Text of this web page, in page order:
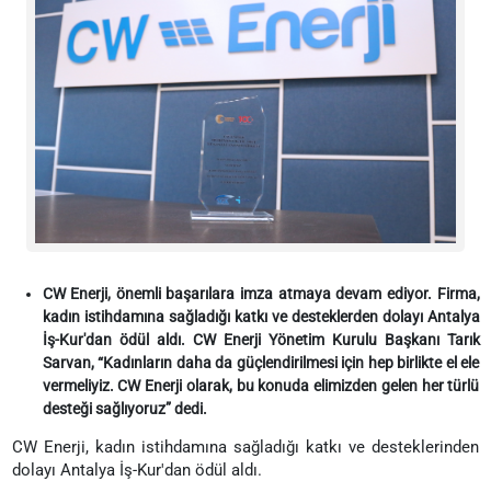
CW Enerji, önemli başarılara imza atmaya devam ediyor. Firma,
kadın istihdamına sağladığı katkı ve desteklerden dolayı Antalya
İş-Kur'dan ödül aldı. CW Enerji Yönetim Kurulu Başkanı Tarık
Sarvan, “Kadınların daha da güçlendirilmesi için hep birlikte el ele
vermeliyiz. CW Enerji olarak, bu konuda elimizden gelen her türlü
desteği sağlıyoruz” dedi.
CW Enerji, kadın istihdamına sağladığı katkı ve desteklerinden
dolayı Antalya İş-Kur'dan ödül aldı.